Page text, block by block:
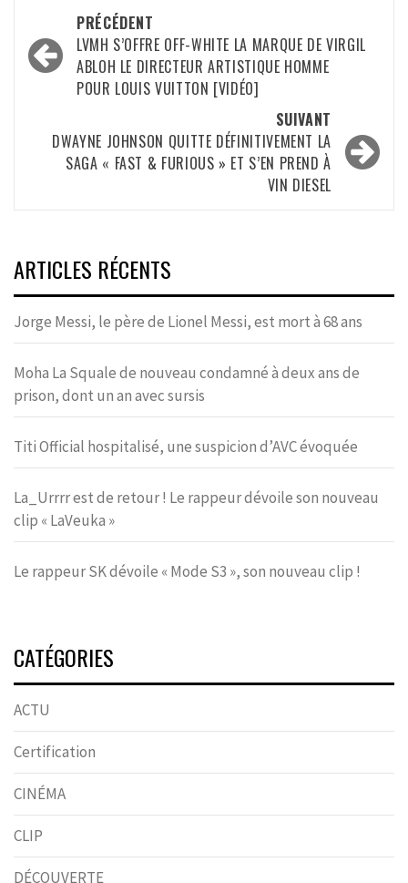
Navigation
d’article
PRÉCÉDENT
LVMH S’OFFRE OFF-WHITE LA MARQUE DE VIRGIL
ABLOH LE DIRECTEUR ARTISTIQUE HOMME
POUR LOUIS VUITTON [VIDÉO]
SUIVANT
DWAYNE JOHNSON QUITTE DÉFINITIVEMENT LA
SAGA « FAST & FURIOUS » ET S’EN PREND À
VIN DIESEL
ARTICLES RÉCENTS
Jorge Messi, le père de Lionel Messi, est mort à 68 ans
Moha La Squale de nouveau condamné à deux ans de
prison, dont un an avec sursis
Titi Official hospitalisé, une suspicion d’AVC évoquée
La_Urrrr est de retour ! Le rappeur dévoile son nouveau
clip « LaVeuka »
Le rappeur SK dévoile « Mode S3 », son nouveau clip !
CATÉGORIES
ACTU
Certification
CINÉMA
CLIP
DÉCOUVERTE